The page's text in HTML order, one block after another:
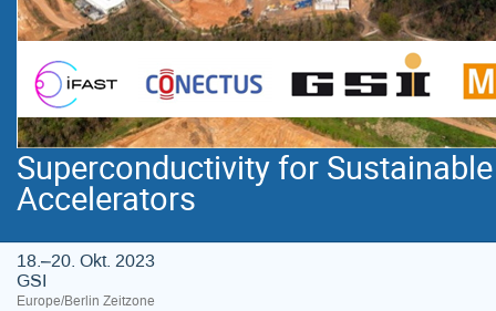
Superconductivity for
Accelerators
18.–20. Okt. 2023
GSI
Europe/Berlin Zeitzone